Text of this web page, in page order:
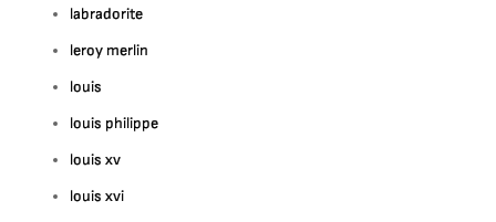
labradorite
leroy merlin
louis
louis philippe
louis xv
louis xvi